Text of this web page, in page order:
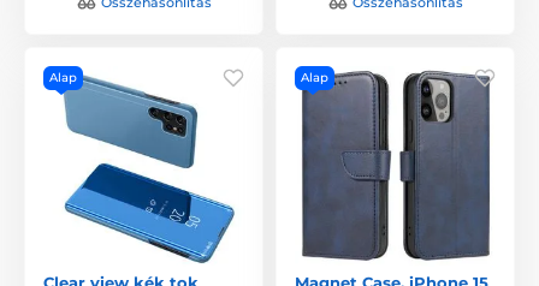
Alap
Clear view kék tok
Alap
Magnet Case, iPhone 15